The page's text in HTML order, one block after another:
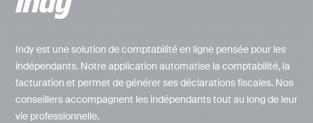
Indy est une solution de comptabilité en ligne pensée pour les
indépendants. Notre application automatise la comptabilité, la
facturation et permet de générer ses déclarations fiscales. Nos
conseillers accompagnent les indépendants tout au long de leur
vie professionnelle.